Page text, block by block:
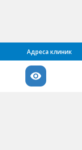
Адреса клиник